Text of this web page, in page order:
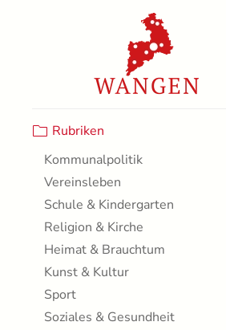
Rubriken
Kommunalpolitik
Vereinsleben
Schule & Kindergarten
Religion & Kirche
Heimat & Brauchtum
Kunst & Kultur
Sport
Soziales & Gesundheit